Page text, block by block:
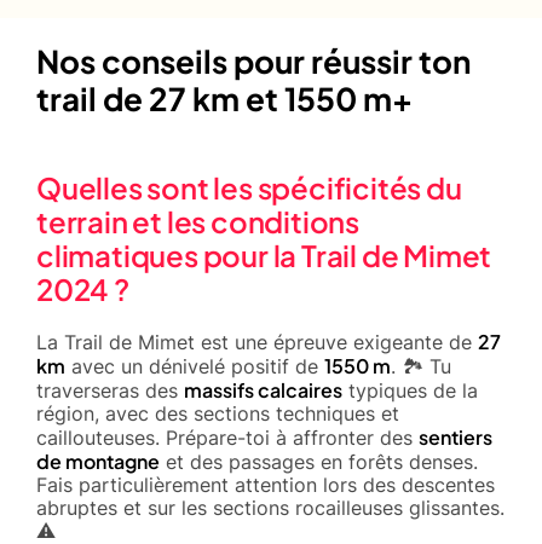
Nos conseils pour réussir ton
trail de 27 km et 1550 m+
Quelles sont les spécificités du
terrain et les conditions
climatiques pour la Trail de Mimet
2024 ?
La Trail de Mimet est une épreuve exigeante de 27
km avec un dénivelé positif de 1550 m. 🏞️ Tu
traverseras des massifs calcaires typiques de la
région, avec des sections techniques et
caillouteuses. Prépare-toi à affronter des sentiers
de montagne et des passages en forêts denses.
Fais particulièrement attention lors des descentes
abruptes et sur les sections rocailleuses glissantes.
⚠️